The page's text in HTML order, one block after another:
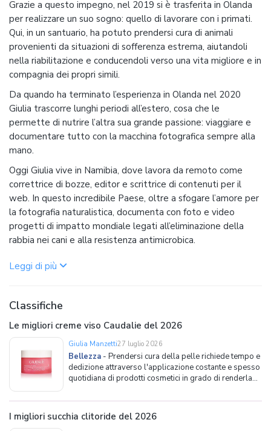
Grazie a questo impegno, nel 2019 si è trasferita in Olanda
per realizzare un suo sogno: quello di lavorare con i primati.
Qui, in un santuario, ha potuto prendersi cura di animali
provenienti da situazioni di sofferenza estrema, aiutandoli
nella riabilitazione e conducendoli verso una vita migliore e in
compagnia dei propri simili.
Da quando ha terminato l’esperienza in Olanda nel 2020
Giulia trascorre lunghi periodi all’estero, cosa che le
permette di nutrire l’altra sua grande passione: viaggiare e
documentare tutto con la macchina fotografica sempre alla
mano.
Oggi Giulia vive in Namibia, dove lavora da remoto come
correttrice di bozze, editor e scrittrice di contenuti per il
web. In questo incredibile Paese, oltre a sfogare l’amore per
la fotografia naturalistica, documenta con foto e video
progetti di impatto mondiale legati all’eliminazione della
rabbia nei cani e alla resistenza antimicrobica.
Leggi di più
Classifiche
Le migliori creme viso Caudalie del 2026
Giulia Manzetti27 luglio 2026
Bellezza - Prendersi cura della pelle richiede tempo e
dedizione attraverso l'applicazione costante e spesso
quotidiana di prodotti cosmetici in grado di renderla
come le mani e altre parti del corpo più esposte, avrà
bisogno di maggiori attenzioni, po
I migliori succhia clitoride del 2026